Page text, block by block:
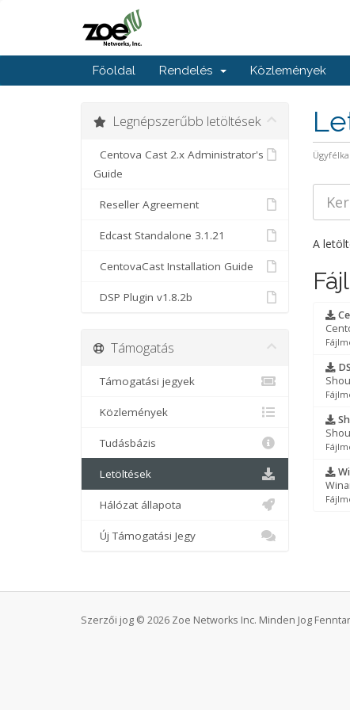
Főoldal Rendelés Közlemények
A
Legnépszerűbb letöltések
Centova Cast 2.x Administrator's
Guide
Reseller Agreement
Edcast Standalone 3.1.21
CentovaCast Installation Guide
DSP Plugin v1.8.2b
Támogatás
Támogatási jegyek
Közlemények
Tudásbázis
Letöltések
Hálózat állapota
Új Támogatási Jegy
Szerzői jog © 2026 Zoe Networks Inc. Minden Jog